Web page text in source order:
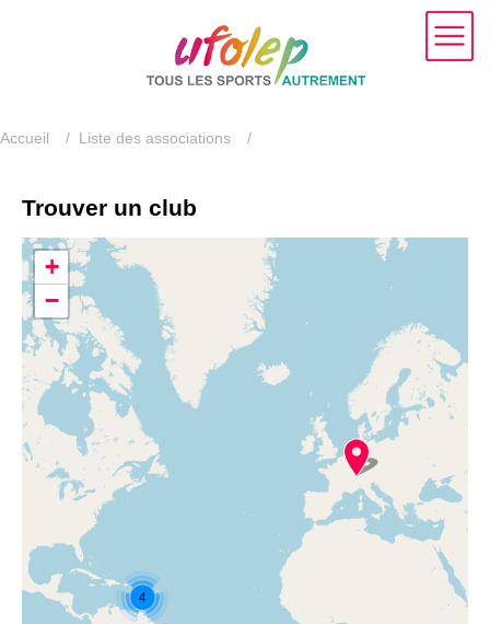
Accueil / Liste des associations /
Trouver un club
4
+
−